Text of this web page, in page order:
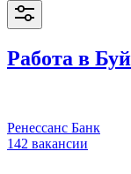
Работа в
Ренессанс Банк
142 вакансии